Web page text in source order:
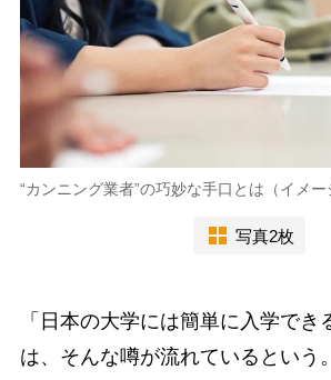
“カンニング業者”の巧妙な手口とは（イメー
写真2枚
「日本の大学には簡単に入学で
は、そんな噂が流れているという